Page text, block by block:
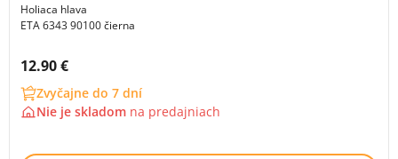
Holiaca hlava
ETA 6343 90100 čierna
Cena s DPH:
12.90 €
Zvyčajne do 7 dní
Nie je skladom na predajniach